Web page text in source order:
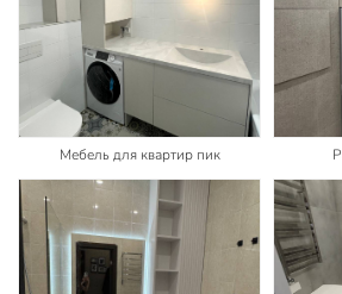
Мебель для квартир пик